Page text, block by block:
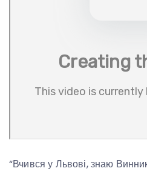
“Вчився у Львові, знаю